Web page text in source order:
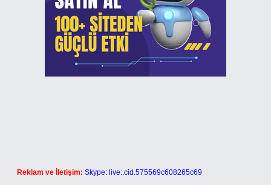
Reklam ve İletişim: Skype: live:.cid.575569c608265c69